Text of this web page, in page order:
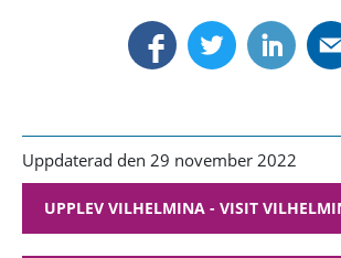
Uppdaterad den 29 november 2022
UPPLEV VILHELMINA - VISIT